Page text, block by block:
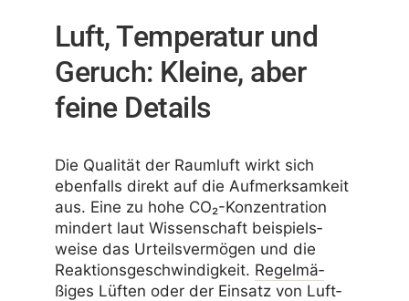
Luft, Temperatur und
Geruch: Kleine, aber
feine Details
Die Qualität der Raum­luft wirkt sich
eben­falls direkt auf die Aufmerk­sam­keit
aus. Eine zu hohe CO₂-Konzen­­tra­­tion
mindert laut Wissen­schaft beispiels­
weise das Urteils­ver­mögen und die
Reak­ti­ons­ge­schwin­dig­keit. Regel­mä­
ßiges Lüften oder der Einsatz von Luft­